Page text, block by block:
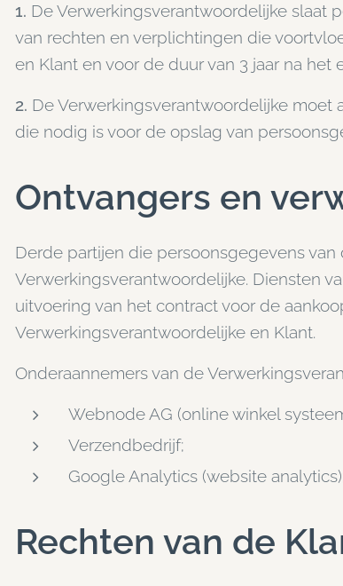
1. De Verwerkingsverantwoordelijke slaat
van rechten en verplichtingen die
en Klant en voor de duur van 3 jaar na het
2. De Verwerkingsverantwoordelijke moet
die nodig is voor de opslag van
Ontvangers en
Derde partijen die persoonsgegevens
Verwerkingsverantwoordelijke. Diensten
uitvoering van het contract voor de
Verwerkingsverantwoordelijke en Klant.
Onderaannemers van de
Webnode AG (online winkel
Verzendbedrijf;
Google Analytics (website
Rechten van de